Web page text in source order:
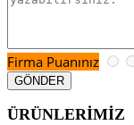
Firma Puanınız
ÜRÜNLERİMİZ